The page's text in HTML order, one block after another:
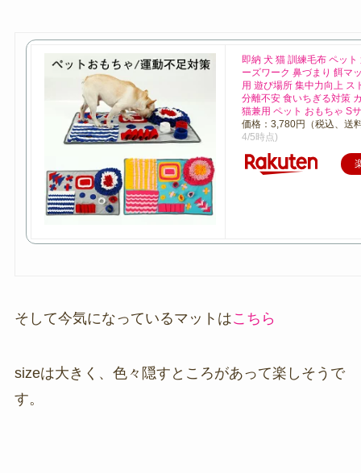
即納 犬 猫 訓練毛布 ペット
ーズワーク 鼻づまり 餌マ
用 遊び場所 集中力向上 ス
分離不安 食いちぎる対策
猫兼用 ペット おもちゃ S
価格：3,780円（税込、送
4/5時点)
そして今気になっているマットはこちら
sizeは大きく、色々隠すところがあって楽しそうで
す。